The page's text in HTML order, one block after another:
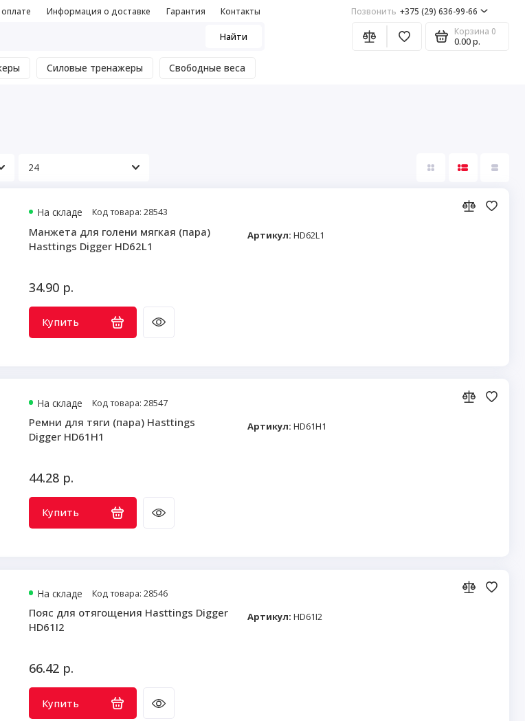
Информация о доставке Гарантия Контакты Позвонить +375 (29) 636-99-66
Найти Корзина 0
0.00 р.
Силовые тренажеры Свободные веса
На складе Код товара: 28543
Манжета для голени мягкая (пара)
Hasttings Digger HD62L1
34.90 р.
Купить
Артикул: HD62L1
На складе Код товара: 28547
Ремни для тяги (пара) Hasttings
Digger HD61H1
44.28 р.
Купить
Артикул: HD61H1
На складе Код товара: 28546
Пояс для отягощения Hasttings Digger
HD61I2
66.42 р.
Купить
Артикул: HD61I2